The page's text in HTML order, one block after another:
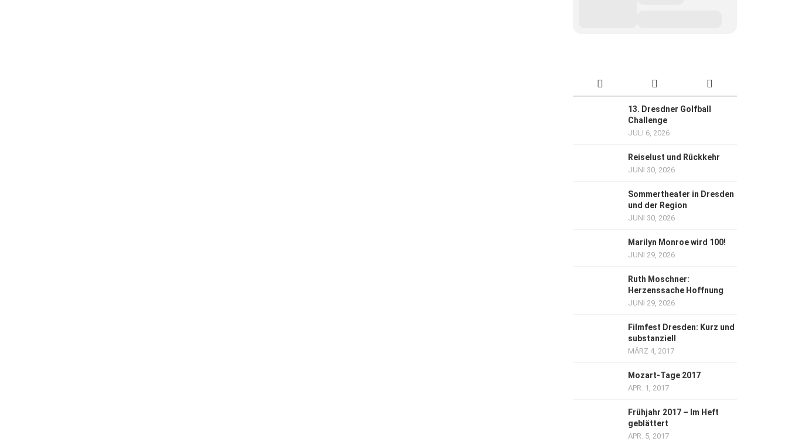
13. Dresdner Golfball
Challenge
JULI 6, 2026
Reiselust und Rückkehr
JUNI 30, 2026
Sommertheater in Dresden
und der Region
JUNI 30, 2026
Marilyn Monroe wird 100!
JUNI 29, 2026
Ruth Moschner:
Herzenssache Hoffnung
JUNI 29, 2026
Filmfest Dresden: Kurz und
substanziell
MÄRZ 4, 2017
Mozart-Tage 2017
APR. 1, 2017
Frühjahr 2017 – Im Heft
geblättert
APR. 5, 2017